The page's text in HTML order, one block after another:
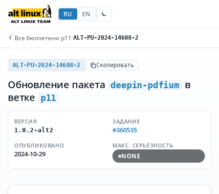
RU EN
Все бюллетени/p11 /ALT-PU-2024-14608-2
ALT-PU-2024-14608-2 Скопировать
Обновление пакета deepin-pdfium в
ветке
p11
ВЕРСИЯ
1.0.2-alt2
ЗАДАНИЕ
#360535
ОПУБЛИКОВАНО
2024-10-29
МАКС. СЕРЬЁЗНОСТЬ
NONE